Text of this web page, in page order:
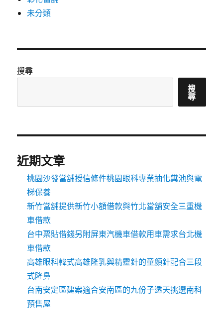
未分類
搜尋
搜
尋
近期文章
桃園沙發當舖授信條件桃園眼科專業抽化糞池與電
梯保養
新竹當舖提供新竹小額借款與竹北當舖安全三重機
車借款
台中票貼借錢另附屏東汽機車借款用車需求台北機
車借款
高雄眼科韓式高雄隆乳與精靈針的童顏針配合三段
式隆鼻
台南安定區建案適合安南區的九份子透天挑選南科
預售屋